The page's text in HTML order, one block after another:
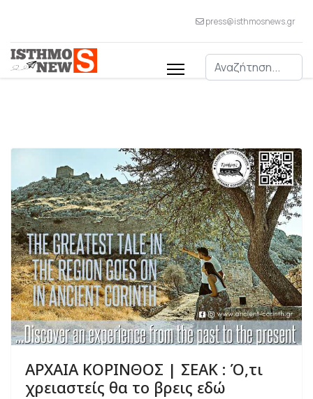
press@isthmosnews.gr
Αναζήτηση
ΑΡΧΑΙΑ ΚΟΡΙΝΘΟΣ | ΣΕΑΚ : Ό,τι
χρειαστείς θα το βρεις εδώ